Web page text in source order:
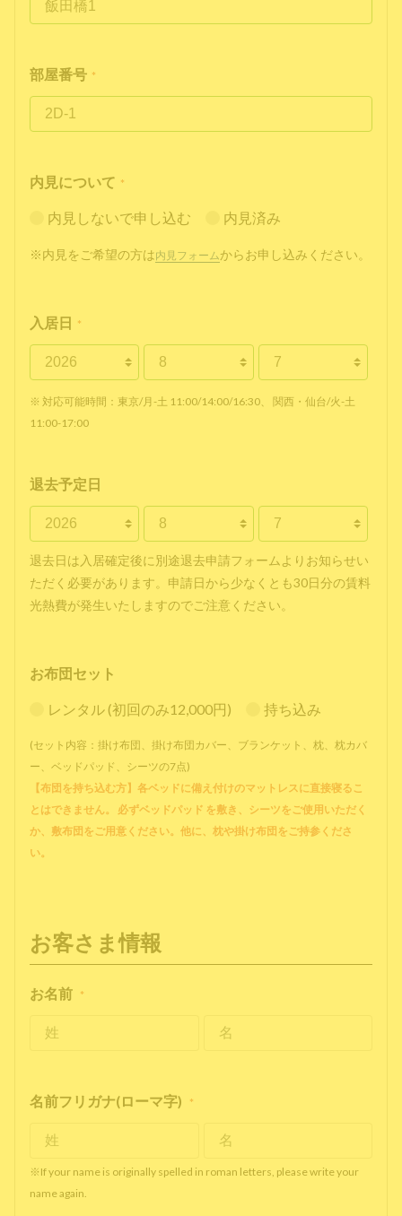
部屋番号 *
内見について *
内見しないで申し込む 内見済み
※内見をご希望の方は 内見フォームからお申し込みください。
入居日 *
※ 対応可能時間：東京/月-土 11:00/14:00/16:30、 関西・仙台/火-土
11:00-17:00
退去予定日
退去日は入居確定後に別途退去申請フォームよりお知らせい
ただく必要があります。申請日から少なくとも30日分の賃料
光熱費が発生いたしますのでご注意ください。
お布団セット
レンタル (初回のみ12,000円) 持ち込み
(セット内容：掛け布団、掛け布団カバー、ブランケット、枕、枕カバ
ー、ベッドパッド、シーツの7点)
【布団を持ち込む方】各ベッドに備え付けのマットレスに直接寝るこ
とはできません。 必ずベッドパッド を敷き、シーツをご使用いただく
か、敷布団をご用意ください。他に、枕や掛け布団をご持参くださ
い。
お客さま情報
お名前 *
名前フリガナ(ローマ字) *
※If your name is originally spelled in roman letters, please write your
name again.